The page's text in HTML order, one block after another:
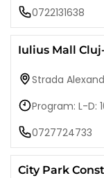
0722131638
Iulius Mall
Strada
Program: L-D:
0727724733
City Park